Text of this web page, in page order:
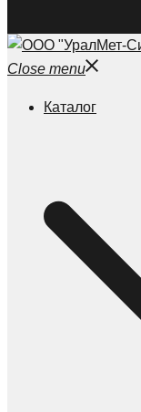
Close menu
Каталог